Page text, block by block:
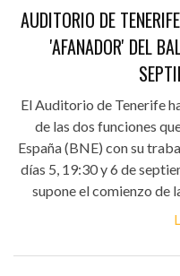
AUDITORIO DE
'AFANADOR' DEL
El Auditorio de Tenerife
de las dos funciones
España (BNE) con su
días 5, 19:30 y 6 de
supone el comienzo de